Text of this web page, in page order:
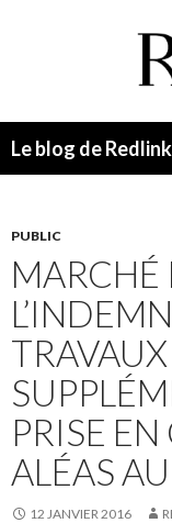
Le blog de Redlink
PUBLIC
MARCHÉ
TRAVAUX
PRISE
ALÉAS
12 JANVIER 2016